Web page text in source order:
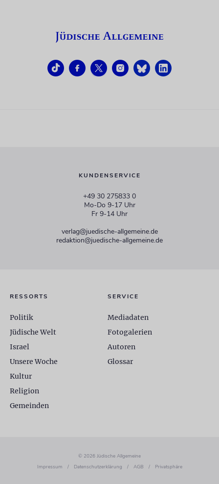
KUNDENSERVICE
+49 30 275833 0
Mo-Do 9-17 Uhr
Fr 9-14 Uhr
verlag@juedische-allgemeine.de
redaktion@juedische-allgemeine.de
RESSORTS
Politik
Jüdische Welt
Israel
Unsere Woche
Kultur
Religion
Gemeinden
SERVICE
Mediadaten
Fotogalerien
Autoren
Glossar
© 2026 Jüdische Allgemeine
Impressum
/ Datenschutzerklärung / AGB / Privatsphäre